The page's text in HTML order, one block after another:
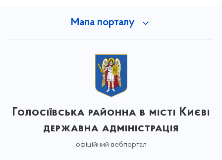
Мапа порталу
Голосіївська районна в місті Києві
державна адміністрація
офіційний вебпортал